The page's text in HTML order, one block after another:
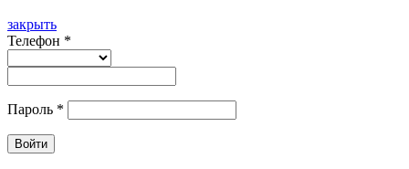
закрыть
Телефон *
Пароль *
Войти